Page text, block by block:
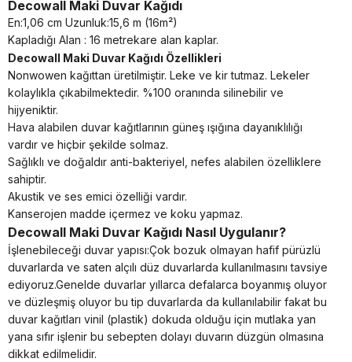
Decowall Maki Duvar Kağıdı
En:1,06 cm Uzunluk:15,6 m (16m²)
Kapladığı Alan : 16 metrekare alan kaplar.
Decowall Maki Duvar Kağıdı Özellikleri
Nonwowen kağıttan üretilmiştir. Leke ve kir tutmaz. Lekeler
kolaylıkla çıkabilmektedir. %100 oranında silinebilir ve
hijyeniktir.
Hava alabilen duvar kağıtlarının güneş ışığına dayanıklılığı
vardır ve hiçbir şekilde solmaz.
Sağlıklı ve doğaldır anti-bakteriyel, nefes alabilen özelliklere
sahiptir.
Akustik ve ses emici özelliği vardır.
Kanserojen madde içermez ve koku yapmaz.
Decowall Maki Duvar Kağıdı Nasıl Uygulanır?
İşlenebileceği duvar yapısı:Çok bozuk olmayan hafif pürüzlü
duvarlarda ve saten alçılı düz duvarlarda kullanılmasını tavsiye
ediyoruz.Genelde duvarlar yıllarca defalarca boyanmış oluyor
ve düzleşmiş oluyor bu tip duvarlarda da kullanılabilir fakat bu
duvar kağıtları vinil (plastik) dokuda olduğu için mutlaka yan
yana sıfır işlenir bu sebepten dolayı duvarın düzgün olmasına
dikkat edilmelidir.